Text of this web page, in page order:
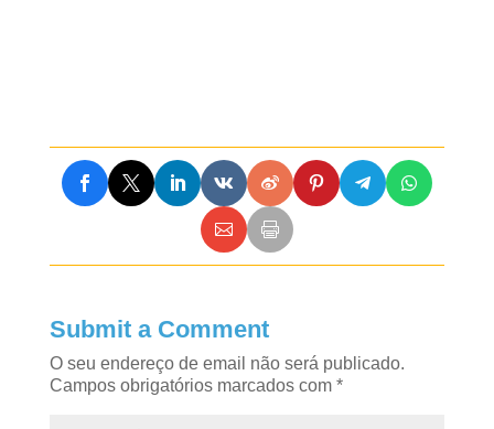
Submit a Comment
O seu endereço de email não será publicado.
Campos obrigatórios marcados com *